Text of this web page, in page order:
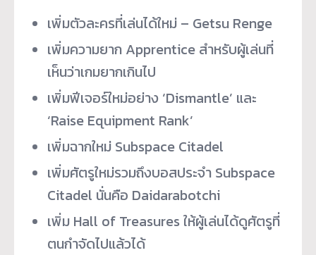
เพิ่มตัวละครที่เล่นได้ใหม่ – Getsu Renge
เพิ่มความยาก Apprentice สำหรับผู้เล่นที่
เห็นว่าเกมยากเกินไป
เพิ่มฟีเจอร์ใหม่อย่าง ‘Dismantle’ และ
‘Raise Equipment Rank’
เพิ่มฉากใหม่ Subspace Citadel
เพิ่มศัตรูใหม่รวมถึงบอสประจำ Subspace
Citadel นั่นคือ Daidarabotchi
เพิ่ม Hall of Treasures ให้ผู้เล่นได้ดูศัตรูที่
ตนกำจัดไปแล้วได้